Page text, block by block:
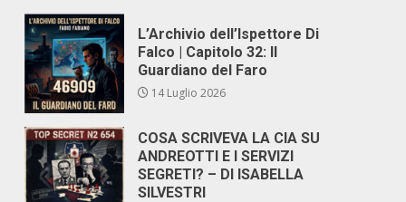
L’Archivio dell’Ispettore Di
Falco | Capitolo 32: Il
Guardiano del Faro
14 Luglio 2026
COSA SCRIVEVA LA CIA SU
ANDREOTTI E I SERVIZI
SEGRETI? – DI ISABELLA
SILVESTRI